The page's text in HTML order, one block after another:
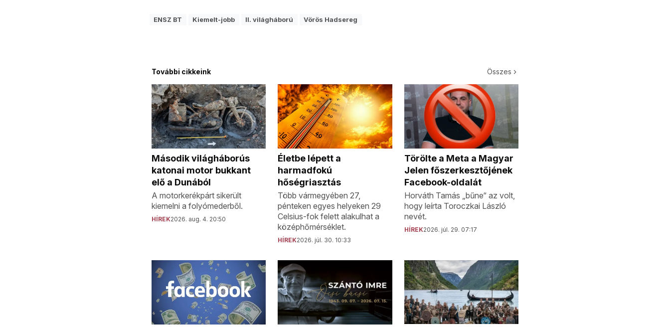
ENSZ BT Kiemelt-jobb II. világháború Vörös Hadsereg
További cikkeink Összes
Második világháborús
katonai motor bukkant
elő a Dunából
A motorkerékpárt sikerült
kiemelni a folyómederből.
HÍREK2026. aug. 4. 20:50
Életbe lépett a
harmadfokú
hőségriasztás
Több vármegyében 27,
pénteken egyes helyeken 29
Celsius-fok felett alakulhat a
középhőmérséklet.
HÍREK2026. júl. 30. 10:33
Törölte a Meta a Magyar
Jelen főszerkesztőjének
Facebook-oldalát
Horváth Tamás „bűne“ az volt,
hogy leírta Toroczkai László
nevét.
HÍREK2026. júl. 29. 07:17